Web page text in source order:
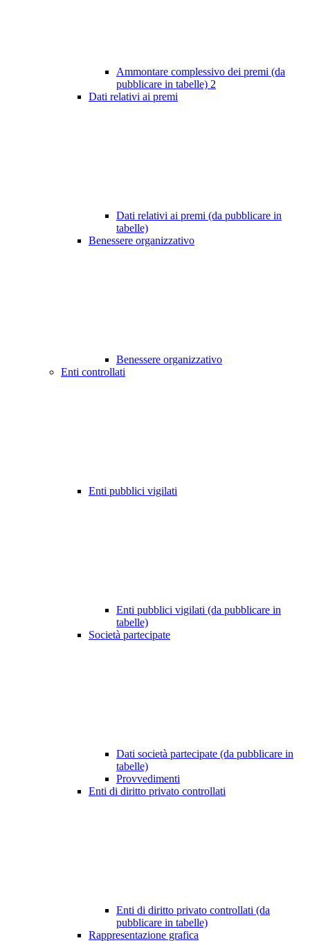
Ammontare complessivo dei premi (da
pubblicare in tabelle) 2
Dati relativi ai premi
Dati relativi ai premi (da pubblicare in
tabelle)
Benessere organizzativo
Benessere organizzativo
Enti controllati
Enti pubblici vigilati
Enti pubblici vigilati (da pubblicare in
tabelle)
Società partecipate
Dati società partecipate (da pubblicare in
tabelle)
Provvedimenti
Enti di diritto privato controllati
Enti di diritto privato controllati (da
pubblicare in tabelle)
Rappresentazione grafica